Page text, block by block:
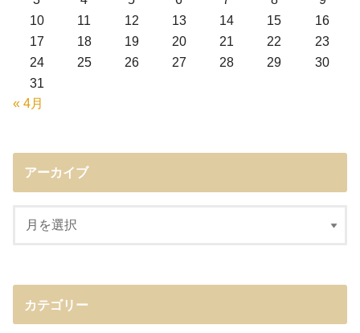
10
11 12 13 14 15
16
17
18 19 20 21 22
23
24
25 26 27 28 29
30
31
« 4月
アーカイブ
カテゴリー